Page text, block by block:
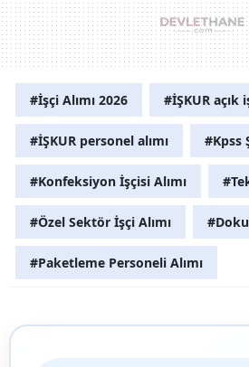
#İşçi Alımı 2026 #İŞKUR açık
#İŞKUR personel alımı #Kpss
#Konfeksiyon İşçisi Alımı
#Özel Sektör İşçi Alımı
#Paketleme Personeli Alımı